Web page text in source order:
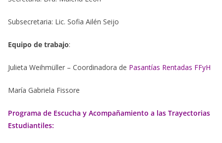
Subsecretaria: Lic. Sofia Ailén Seijo
Equipo de trabajo:
Julieta Weihmüller – Coordinadora de Pasantías Rentadas FFyH
María Gabriela Fissore
Programa de Escucha y Acompañamiento a las Trayectorias
Estudiantiles: